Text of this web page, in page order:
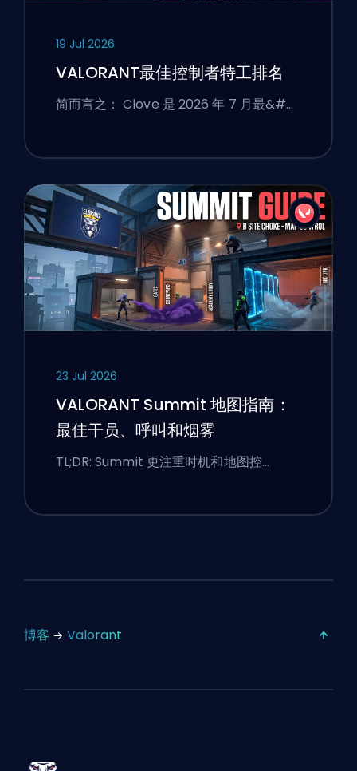
19 Jul 2026
VALORANT最佳控制者特工排名
简而言之： Clove 是 2026 年 7 月最&#…
23 Jul 2026
VALORANT Summit 地图指南：
最佳干员、呼叫和烟雾
TL;DR: Summit 更注重时机和地图控…
博客 Valorant